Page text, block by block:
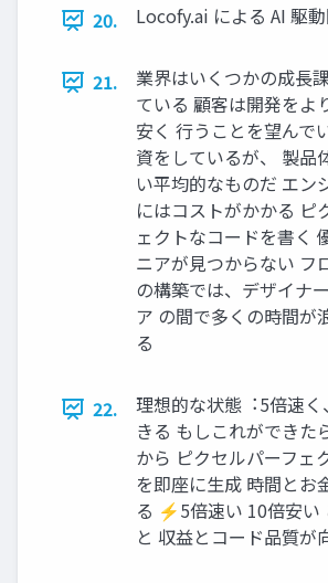
20. Locofy.ai による AI 駆
21.
業界はいくつかの成⻑
ている 顧客は開発をよ
安く ⾏うことを望んで
資をしているが、 製品
い平均的なものだ エン
にはコストがかかる ピ
ェクトなコードを書く
ニアが⾒つからない フ
の構築では、デザイナ
ア の間で多くの時間が
る
22.
理想的な状態︓5倍速
きる もしこれができ
から ピクセルパーフェ
を即座に⽣成 時間とお
る ⚡5倍速い 10倍安い
と 収益とコード品質が